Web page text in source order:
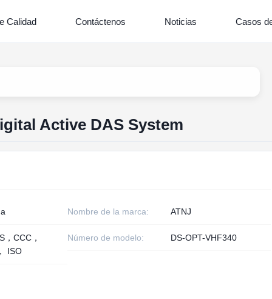
Calidad Contáctenos Noticias Casos
Active DAS System
Nombre de la marca: ATNJ
，CCC，
ISO
Número de modelo: DS-OPT-VHF340